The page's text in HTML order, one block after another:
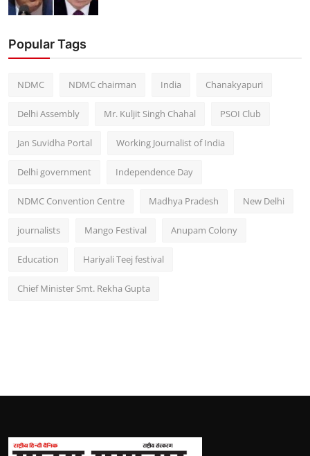
Popular Tags
NDMC NDMC chairman India Chanakyapuri
Delhi Assembly Mr. Kuljit Singh Chahal PSOI Club
Jan Suvidha Portal Working Journalist of India
Delhi government Independence Day
NDMC Convention Centre Madhya Pradesh New Delhi
journalists Mango Festival Anupam Colony
Education Hariyali Teej festival
Chief Minister Smt. Rekha Gupta